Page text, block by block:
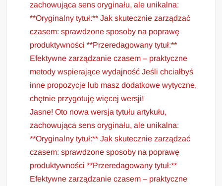
zachowująca sens oryginału, ale unikalna:
**Oryginalny tytuł:** Jak skutecznie zarządzać
czasem: sprawdzone sposoby na poprawę
produktywności **Przeredagowany tytuł:**
Efektywne zarządzanie czasem – praktyczne
metody wspierające wydajność Jeśli chciałbyś
inne propozycje lub masz dodatkowe wytyczne,
chętnie przygotuję więcej wersji!
Jasne! Oto nowa wersja tytułu artykułu,
zachowująca sens oryginału, ale unikalna:
**Oryginalny tytuł:** Jak skutecznie zarządzać
czasem: sprawdzone sposoby na poprawę
produktywności **Przeredagowany tytuł:**
Efektywne zarządzanie czasem – praktyczne